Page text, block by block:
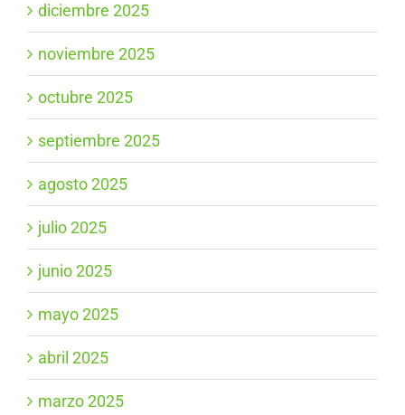
diciembre 2025
noviembre 2025
octubre 2025
septiembre 2025
agosto 2025
julio 2025
junio 2025
mayo 2025
abril 2025
marzo 2025